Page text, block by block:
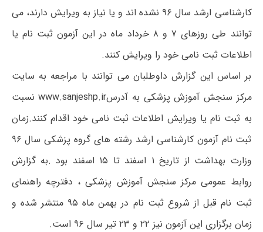
کارشناسی ارشد سال ۹۶ نشده اند و یا نیاز به ویرایش دارند، می
توانند طی روزهای ۷ و ۸ خرداد ماه در این آزمون ثبت نام یا
اطلاعات ثبت نامی خود را ویرایش کنند.
بر اساس این گزارش داوطلبان می توانند با مراجعه به سایت
مرکز سنجش آموزش پزشکی به آدرسwww.sanjeshp.ir نسبت
به ثبت نام یا ویرایش اطلاعات ثبت نامی خود اقدام کنند.زمان
ثبت نام آزمون کارشناسی ارشد رشته های گروه پزشکی سال ۹۶
وزارت بهداشت از تاریخ ۱ اسفند تا ۱۵ اسفند بود .به گزارش
روابط عمومی مرکز سنجش آموزش پزشکی ، دفترچه راهنمای
ثبت نام قبل از شروع ثبت نام در بهمن ماه ۹۵ منتشر شده و
زمان برگزاری این آزمون نیز ۲۲ و ۲۳ تیر سال ۹۶ است.